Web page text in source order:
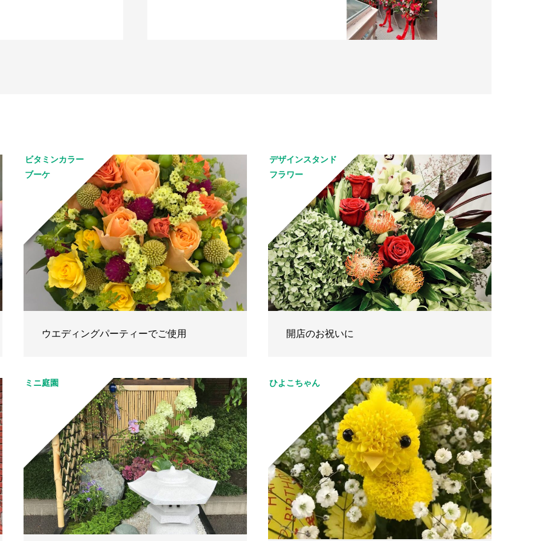
ビタミンカラー
ブーケ
ウエディングパーティーでご使用
デザインスタンド
フラワー
開店のお祝いに
ミニ庭園 ひよこちゃん